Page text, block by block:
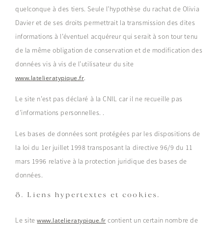
quelconque à des tiers. Seule l’hypothèse du rachat de Olivia
Davier et de ses droits permettrait la transmission des dites
informations à l’éventuel acquéreur qui serait à son tour tenu
de la même obligation de conservation et de modification des
données vis à vis de l’utilisateur du site
www.latelieratypique.fr.
Le site n’est pas déclaré à la CNIL car il ne recueille pas
d’informations personnelles. .
Les bases de données sont protégées par les dispositions de
la loi du 1er juillet 1998 transposant la directive 96/9 du 11
mars 1996 relative à la protection juridique des bases de
données.
8. Liens hypertextes et cookies.
Le sitewww.latelieratypique.fr contient un certain nombre de